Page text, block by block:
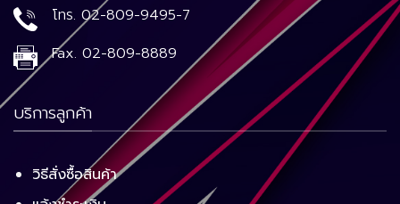
โทร. 02-809-9495-7
Fax. 02-809-8889
บริการลูกค้า
วิธีสั่งซื้อสินค้า